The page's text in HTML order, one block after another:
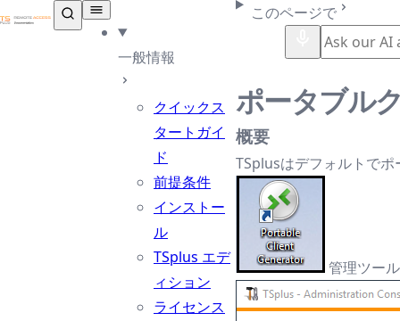
TSplus ドキュメンテーション ®
一般情報
クイックス
タートガイ
ド
前提条件
インストー
ル
TSplus エデ
ィション
ライセンス
このページで
ポータブル
概要
TSplusはデフォルトで
管理ツー